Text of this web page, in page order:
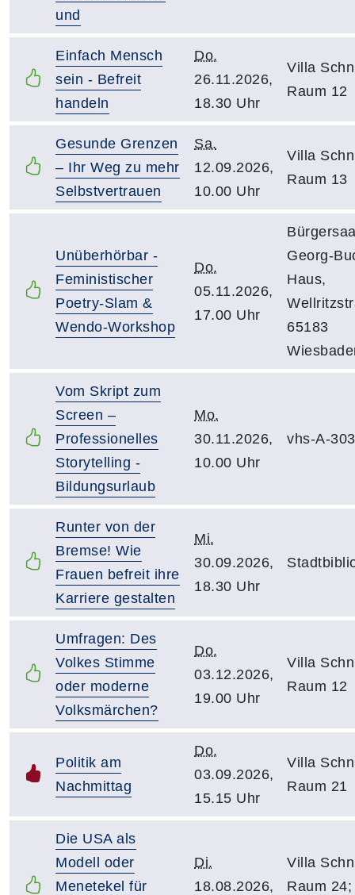
und
Einfach Mensch
sein - Befreit
handeln
Do.
26.11.2026,
18.30 Uhr
Villa
Raum 12
Gesunde Grenzen
– Ihr Weg zu mehr
Selbstvertrauen
Sa.
12.09.2026,
10.00 Uhr
Villa
Raum 13
Unüberhörbar -
Feministischer
Poetry-Slam &
Wendo-Workshop
Do.
05.11.2026,
17.00 Uhr
Georg-
Haus,
65183
Vom Skript zum
Screen –
Professionelles
Storytelling -
Bildungsurlaub
Mo.
30.11.2026,
10.00 Uhr
vhs-A-303
Runter von der
Bremse! Wie
Frauen befreit ihre
Karriere gestalten
Mi.
30.09.2026,
18.30 Uhr
Umfragen: Des
Volkes Stimme
oder moderne
Volksmärchen?
Do.
03.12.2026,
19.00 Uhr
Villa
Raum 12
Politik am
Nachmittag
Do.
03.09.2026,
15.15 Uhr
Villa
Raum 21
Die USA als
Modell oder
Menetekel für
Di.
18.08.2026,
Villa
Raum 24;